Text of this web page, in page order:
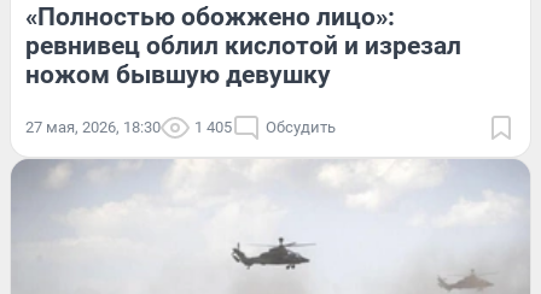
«Полностью обожжено лицо»:
ревнивец облил кислотой и изрезал
ножом бывшую девушку
27 мая, 2026, 18:30 1 405 Обсудить